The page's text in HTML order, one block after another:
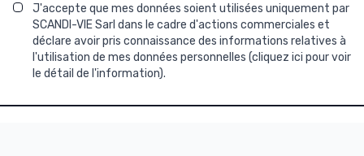
J'accepte que mes données soient utilisées uniquement par
SCANDI-VIE Sarl dans le cadre d'actions commerciales et
déclare avoir pris connaissance des informations relatives à
l'utilisation de mes données personnelles (cliquez ici pour voir
le détail de l'information).